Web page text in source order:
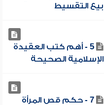
بيع التقسيط
5 - أهم كتب العقيدة
الإسلامية الصحيحة
7 - حكم قص المرأة